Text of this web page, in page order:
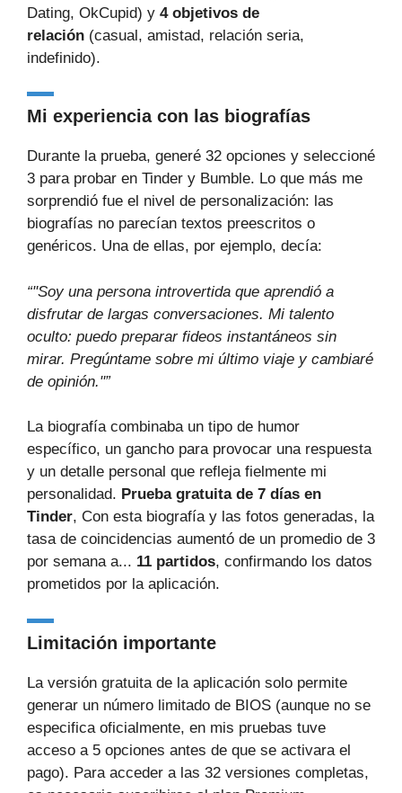
Dating, OkCupid) y 4 objetivos de
relación (casual, amistad, relación seria,
indefinido).
Mi experiencia con las biografías
Durante la prueba, generé 32 opciones y seleccioné
3 para probar en Tinder y Bumble. Lo que más me
sorprendió fue el nivel de personalización: las
biografías no parecían textos preescritos o
genéricos. Una de ellas, por ejemplo, decía:
“"Soy una persona introvertida que aprendió a
disfrutar de largas conversaciones. Mi talento
oculto: puedo preparar fideos instantáneos sin
mirar. Pregúntame sobre mi último viaje y cambiaré
de opinión."”
La biografía combinaba un tipo de humor
específico, un gancho para provocar una respuesta
y un detalle personal que refleja fielmente mi
personalidad. Prueba gratuita de 7 días en
Tinder, Con esta biografía y las fotos generadas, la
tasa de coincidencias aumentó de un promedio de 3
por semana a... 11 partidos, confirmando los datos
prometidos por la aplicación.
Limitación importante
La versión gratuita de la aplicación solo permite
generar un número limitado de BIOS (aunque no se
especifica oficialmente, en mis pruebas tuve
acceso a 5 opciones antes de que se activara el
pago). Para acceder a las 32 versiones completas,